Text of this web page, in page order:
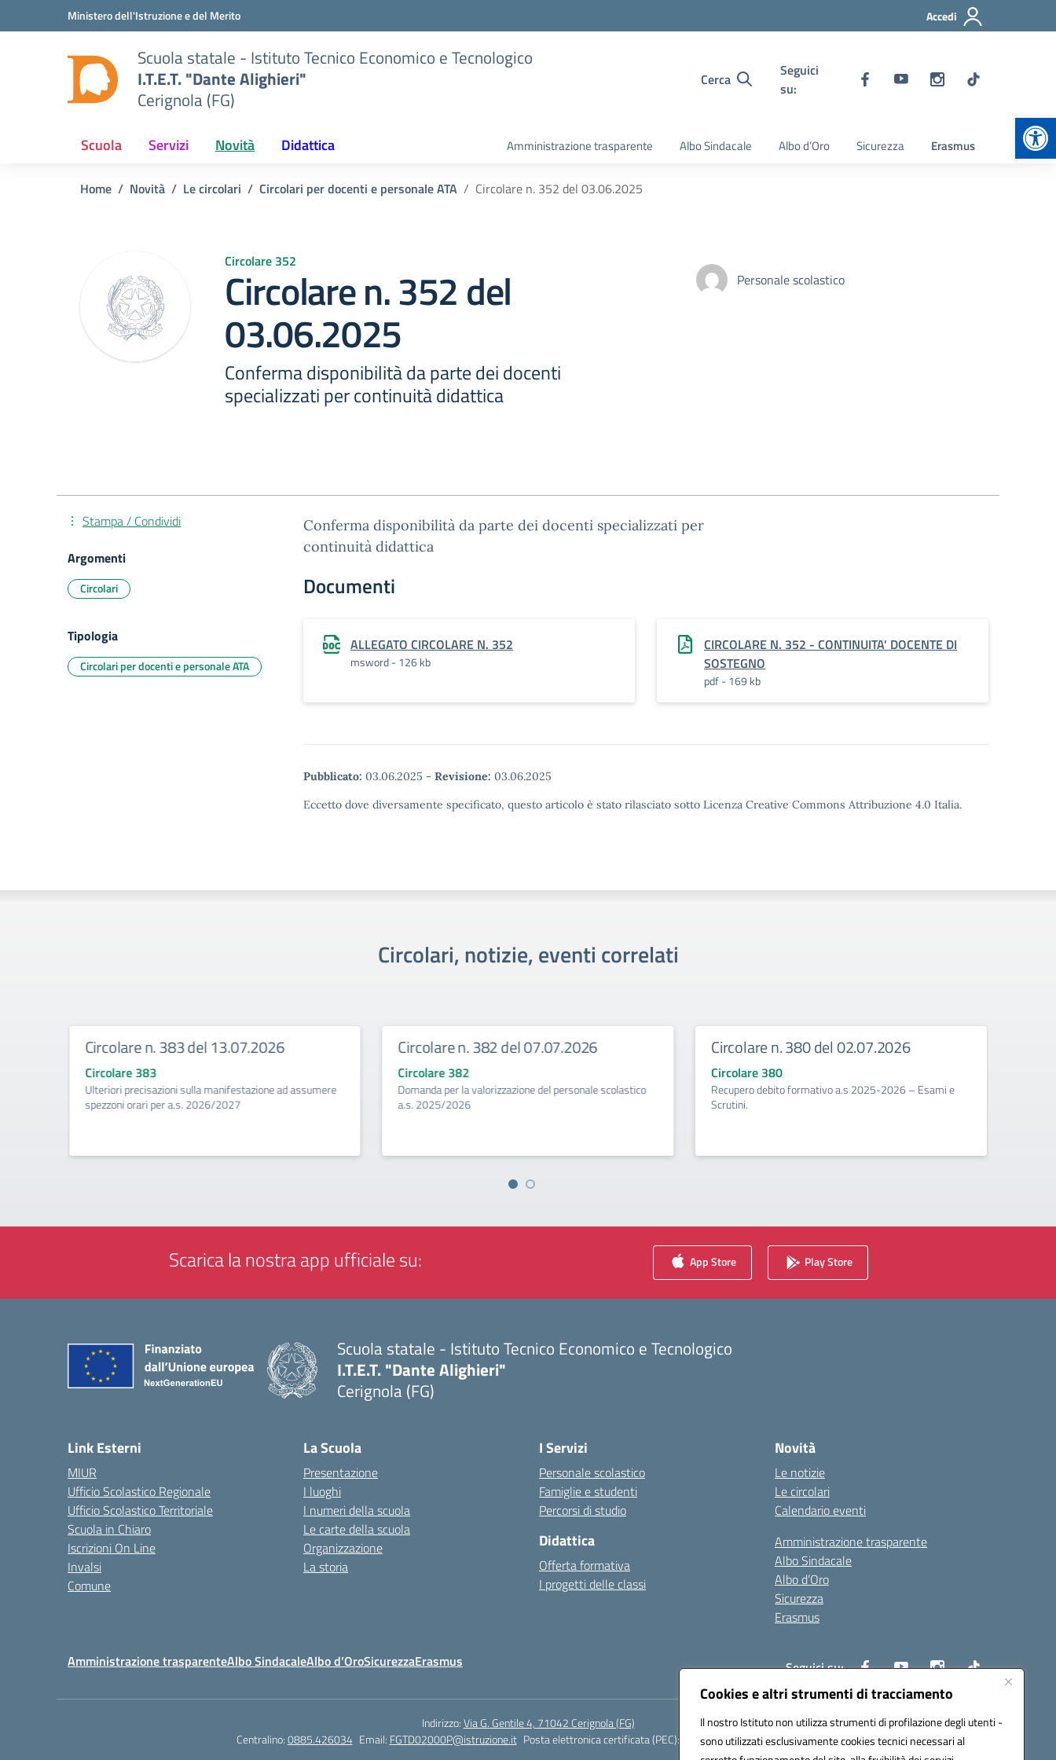
Cookies e altri strumenti di tracciamento
Il nostro Istituto non utilizza strumenti di profilazione degli utenti -
sono utilizzati esclusivamente cookies tecnici necessari al
Vai ai contenuti
Vai al menu di navigazioneMinistero dell'Istruzione e del Merito Accedi
Scuola statale - Istituto Tecnico Economico e Tecnologico
I.T.E.T. "Dante Alighieri"
Cerignola (FG)
Cerca
Seguici
su:
Scuola Servizi Novità Didattica Amministrazione trasparente Albo Sindacale Albo d’Oro Sicurezza Erasmus
Home Novità Le circolari Circolari per docenti e personale ATA Circolare n. 352 del 03.06.2025
Circolare 352
Circolare n. 352 del
03.06.2025
Conferma disponibilità da parte dei docenti
specializzati per continuità didattica
Personale scolastico
Conferma disponibilità da parte dei docenti specializzati per
continuità didattica
Documenti
ALLEGATO CIRCOLARE N. 352
msword - 126 kb
CIRCOLARE N. 352 - CONTINUITA' DOCENTE DI
SOSTEGNO
pdf - 169 kb
Pubblicato: 03.06.2025 - Revisione: 03.06.2025
Eccetto dove diversamente specificato, questo articolo è stato rilasciato sotto Licenza Creative Commons Attribuzione 4.0 Italia.
Stampa / Condividi
Argomenti
Circolari
Tipologia
Circolari per docenti e personale ATA
Circolari, notizie, eventi correlati
Circolare n. 383 del 13.07.2026
Circolare 383
Ulteriori precisazioni sulla manifestazione ad assumere
spezzoni orari per a.s. 2026/2027
Circolare n. 382 del 07.07.2026
Circolare 382
Domanda per la valorizzazione del personale scolastico
a.s. 2025/2026
Circolare n. 380 del 02.07.2026
Circolare 380
Recupero debito formativo a.s 2025-2026 – Esami e
Scrutini.
Scarica la nostra app ufficiale su: App Store Play Store
Scuola statale - Istituto Tecnico Economico e Tecnologico
I.T.E.T. "Dante Alighieri"
Cerignola (FG)
Link Esterni
MIUR
Ufficio Scolastico Regionale
Ufficio Scolastico Territoriale
Scuola in Chiaro
Iscrizioni On Line
Invalsi
Comune
La Scuola
Presentazione
I luoghi
I numeri della scuola
Le carte della scuola
Organizzazione
La storia
I Servizi
Personale scolastico
Famiglie e studenti
Percorsi di studio
Didattica
Offerta formativa
I progetti delle classi
Novità
Le notizie
Le circolari
Calendario eventi
Amministrazione trasparente
Albo Sindacale
Albo d’Oro
Sicurezza
Erasmus
Amministrazione trasparenteAlbo SindacaleAlbo d’OroSicurezzaErasmus Seguici su:
Indirizzo:Via G. Gentile 4, 71042 Cerignola (FG)
Centralino:0885.426034 Email: FGTD02000P@istruzione.it Posta elettronica certificata (PEC): fgtd02000p@pec.istruzione.it